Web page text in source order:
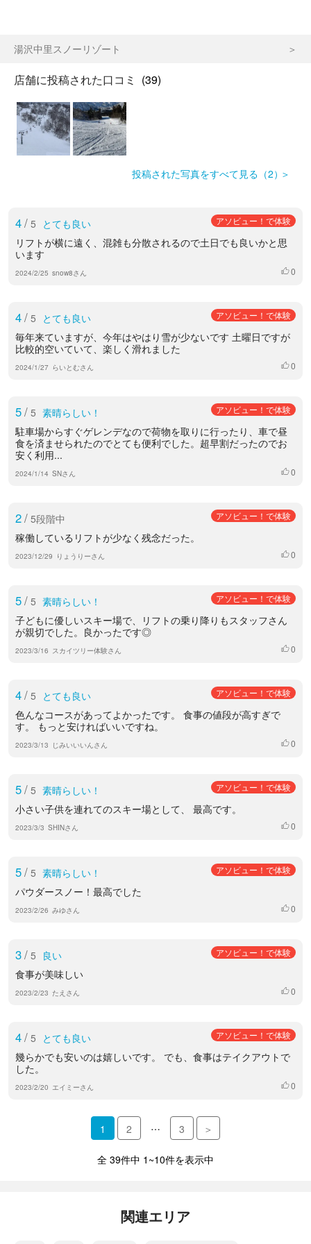
湯沢中里スノーリゾート
店舗に投稿された口コミ (39)
投稿された写真をすべて見る（2）
4/ 5 とても良い アソビュー！で体験
リフトが横に遠く、混雑も分散されるので土日でも良いかと思
います
2024/2/25 snow8さん いいね
0
4/ 5 とても良い アソビュー！で体験
毎年来ていますが、今年はやはり雪が少ないです 土曜日ですが
比較的空いていて、楽しく滑れました
2024/1/27 らいとむさん いいね
0
5/ 5 素晴らしい！ アソビュー！で体験
駐車場からすぐゲレンデなので荷物を取りに行ったり、車で昼
食を済ませられたのでとても便利でした。超早割だったのでお
安く利用...
2024/1/14 SNさん いいね
0
2/ 5段階中 アソビュー！で体験
稼働しているリフトが少なく残念だった。
2023/12/29 りょうりーさん いいね
0
5/ 5 素晴らしい！ アソビュー！で体験
子どもに優しいスキー場で、リフトの乗り降りもスタッフさん
が親切でした。良かったです◎
2023/3/16 スカイツリー体験さん いいね
0
4/ 5 とても良い アソビュー！で体験
色んなコースがあってよかったです。 食事の値段が高すぎで
す。 もっと安ければいいですね。
2023/3/13 じみいいいんさん いいね
0
5/ 5 素晴らしい！ アソビュー！で体験
小さい子供を連れてのスキー場として、 最高です。
2023/3/3 SHINさん いいね
0
5/ 5 素晴らしい！ アソビュー！で体験
パウダースノー！最高でした
2023/2/26 みゆさん いいね
0
3/ 5 良い アソビュー！で体験
食事が美味しい
2023/2/23 たえさん いいね
0
4/ 5 とても良い アソビュー！で体験
幾らかでも安いのは嬉しいです。 でも、食事はテイクアウトで
した。
2023/2/20 エイミーさん いいね
0
1 2 … 3 ＞
全 39件中 1~10件を表示中
関連エリア